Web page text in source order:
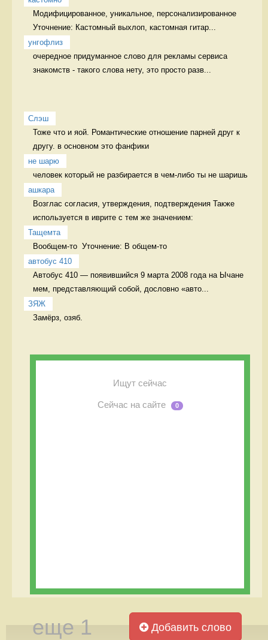
Модифицированное, уникальное, персонализированное
Уточнение: Кастомный выхлоп, кастомная гитар...
унгофлиз
очередное придуманное слово для рекламы сервиса
знакомств - такого слова нету, это просто разв...
Слэш
Тоже что и яой. Романтические отношение парней друг к
другу. в основном это фанфики
не шарю
ашкара
Возглас согласия, утверждения, подтверждения Также
используется в иврите с тем же значением:
Тащемта
Вообщем-то  Уточнение: В общем-то
автобус 410
Автобус 410 — появившийся 9 марта 2008 года на Ычане
мем, представляющий собой, дословно «авто...
ЗЯЖ
Замёрз, озяб.
Ищут сейчас
Сейчас на сайте 0
еще 1 Добавить слово